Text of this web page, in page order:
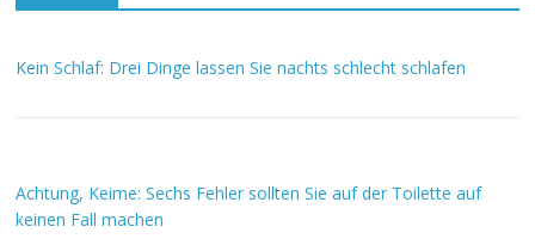
Kein Schlaf: Drei Dinge lassen Sie nachts schlecht schlafen
Achtung, Keime: Sechs Fehler sollten Sie auf der Toilette auf
keinen Fall machen